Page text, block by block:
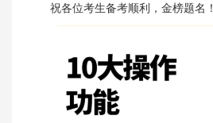
祝各位考生备考顺利，金榜题名！